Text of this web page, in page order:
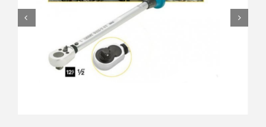
Kamere
Medicinska oprema